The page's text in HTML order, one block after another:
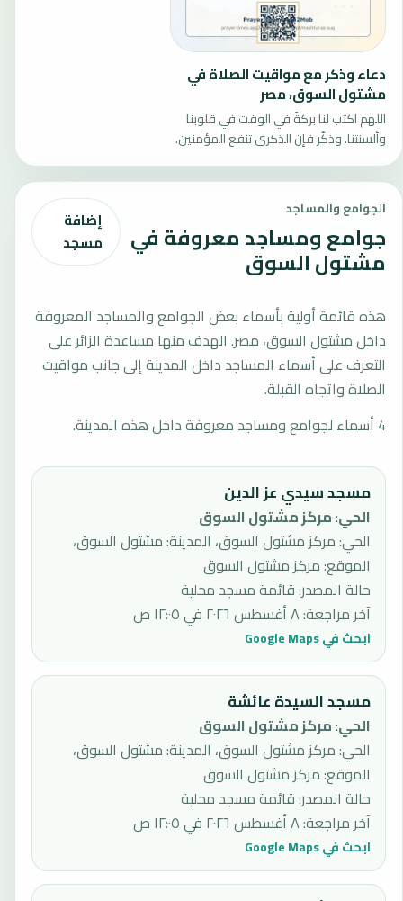
دعاء وذكر مع مواقيت الصلاة في
مشتول السوق، مصر
اللهم اكتب لنا بركةً في الوقت في قلوبنا
وألسنتنا. وذكّر فإن الذكرى تنفع المؤمنين.
الجوامع والمساجد
جوامع ومساجد معروفة في
مشتول السوق
إضافة
مسجد
هذه قائمة أولية بأسماء بعض الجوامع والمساجد المعروفة
داخل مشتول السوق، مصر. الهدف منها مساعدة الزائر على
التعرف على أسماء المساجد داخل المدينة إلى جانب مواقيت
الصلاة واتجاه القبلة.
4 أسماء لجوامع ومساجد معروفة داخل هذه المدينة.
مسجد سيدي عز الدين
الحي:مركز مشتول السوق
الحي: مركز مشتول السوق، المدينة: مشتول السوق،
الموقع: مركز مشتول السوق
حالة المصدر:قائمة مسجد محلية
آخر مراجعة:٨ أغسطس ٢٠٢٦ في ١٢:٠٥ ص
ابحث في Google Maps
مسجد السيدة عائشة
الحي:مركز مشتول السوق
الحي: مركز مشتول السوق، المدينة: مشتول السوق،
الموقع: مركز مشتول السوق
حالة المصدر:قائمة مسجد محلية
آخر مراجعة:٨ أغسطس ٢٠٢٦ في ١٢:٠٥ ص
ابحث في Google Maps